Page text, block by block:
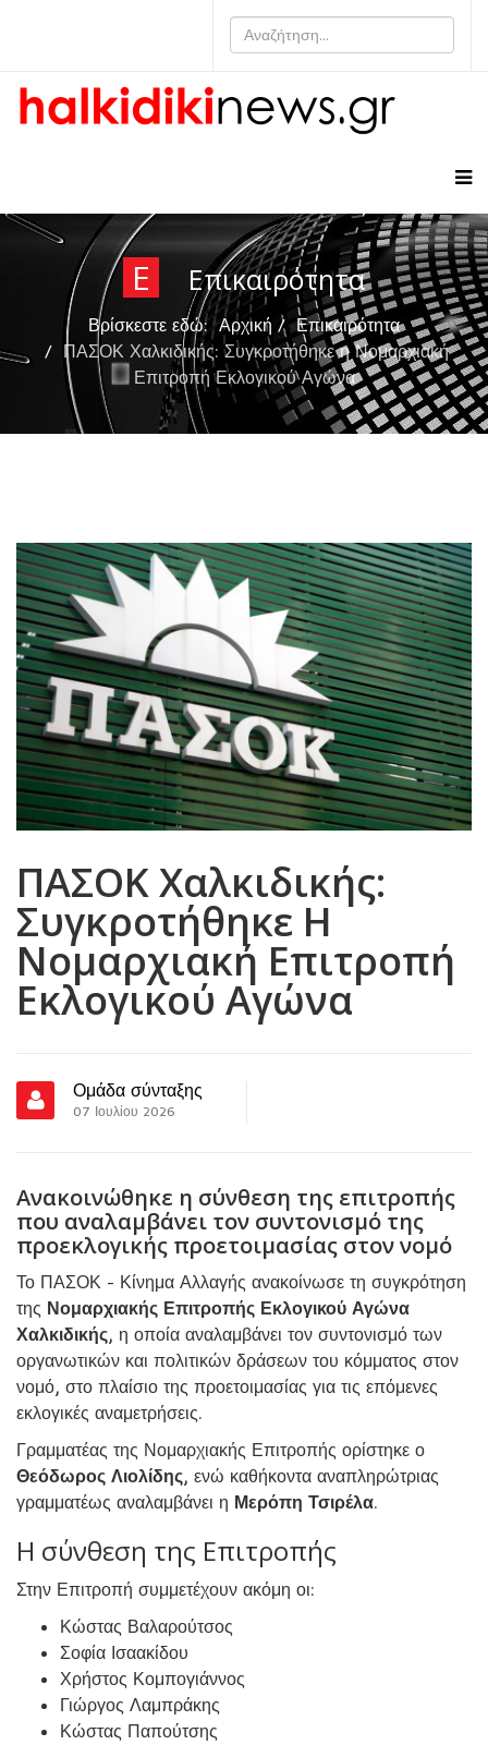
Ε Επικαιρότητα
Βρίσκεστε εδώ:Αρχική
Επικαιρότητα
ΠΑΣΟΚ Χαλκιδικής: Συγκροτήθηκε η Νομαρχιακή
Επιτροπή Εκλογικού Αγώνα
ΠΑΣΟΚ Χαλκιδικής:
Συγκροτήθηκε Η
Νομαρχιακή Επιτροπή
Εκλογικού Αγώνα
Ομάδα σύνταξης
07 Ιουλίου 2026
Ανακοινώθηκε η σύνθεση της επιτροπής
που αναλαμβάνει τον συντονισμό της
προεκλογικής προετοιμασίας στον νομό
Το ΠΑΣΟΚ - Κίνημα Αλλαγής ανακοίνωσε τη συγκρότηση
της Νομαρχιακής Επιτροπής Εκλογικού Αγώνα
Χαλκιδικής, η οποία αναλαμβάνει τον συντονισμό των
οργανωτικών και πολιτικών δράσεων του κόμματος στον
νομό, στο πλαίσιο της προετοιμασίας για τις επόμενες
εκλογικές αναμετρήσεις.
Γραμματέας της Νομαρχιακής Επιτροπής ορίστηκε ο
Θεόδωρος Λιολίδης, ενώ καθήκοντα αναπληρώτριας
γραμματέως αναλαμβάνει η Μερόπη Τσιρέλα.
Η σύνθεση της Επιτροπής
Στην Επιτροπή συμμετέχουν ακόμη οι:
Κώστας Βαλαρούτσος
Σοφία Ισαακίδου
Χρήστος Κομπογιάννος
Γιώργος Λαμπράκης
Κώστας Παπούτσης